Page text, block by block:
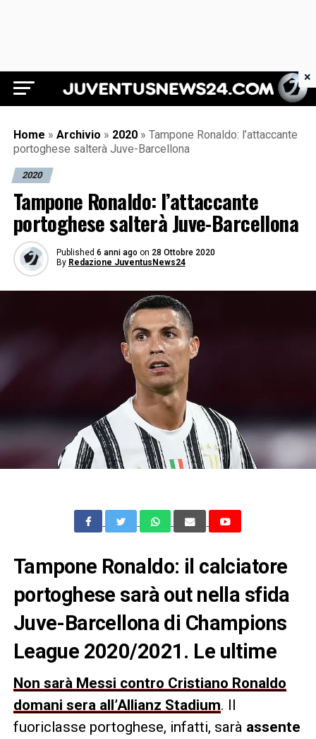
Juventus News 24
Home » Archivio » 2020 » Tampone Ronaldo: l’attaccante
portoghese salterà Juve-Barcellona
2020
Tampone Ronaldo: l’attaccante
portoghese salterà Juve-Barcellona
Published 6 anni ago on 28 Ottobre 2020
By Redazione JuventusNews24
Tampone Ronaldo: il calciatore
portoghese sarà out nella sfida
Juve-Barcellona di Champions
League 2020/2021. Le ultime
Non sarà Messi contro Cristiano Ronaldo
domani sera all’Allianz Stadium. Il
fuoriclasse portoghese, infatti, sarà assente
×